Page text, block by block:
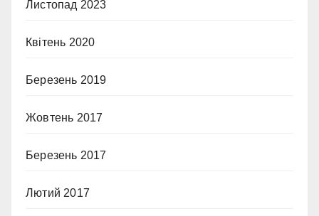
Листопад 2023
Квітень 2020
Березень 2019
Жовтень 2017
Березень 2017
Лютий 2017